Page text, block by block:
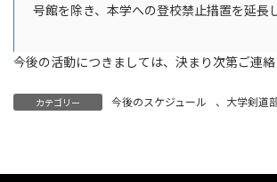
号館を除き、本学への登校禁止措置を延長
今後の活動につきましては、決まり次第ご連絡
カテゴリー 今後のスケジュール 、 大学剣道